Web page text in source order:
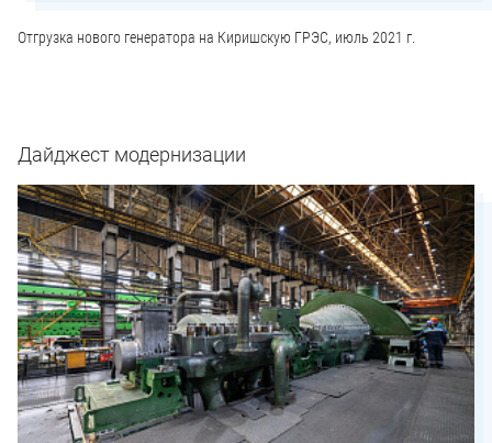
Отгрузка нового генератора на Киришскую ГРЭС, июль 2021 г.
Дайджест модернизации